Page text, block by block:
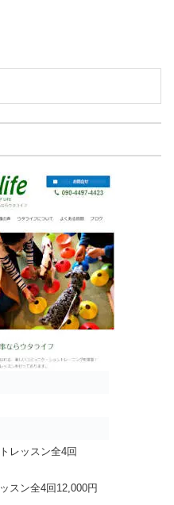
レッスン全4回
スン全4回12,000円